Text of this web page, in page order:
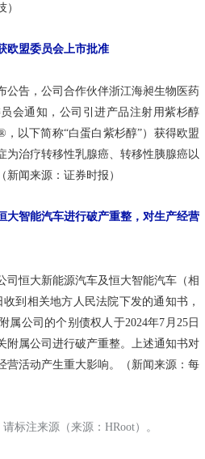
欧盟委员会上市批准
公告，公司合作伙伴浙江海昶生物医药
会通知，公司引进产品注射用紫杉醇
，以下简称“白蛋白紫杉醇”）获得欧盟
为治疗转移性乳腺癌、转移性胰腺癌以
闻来源：证券时报）
大智能汽车进行破产重整，对生产经营
司恒大新能源汽车及恒大智能汽车（相
到相关地方人民法院下发的通知书，
属公司的个别债权人于2024年7月25日
附属公司进行破产重整。上述通知书对
营活动产生重大影响。（新闻来源：每
标注来源（来源： HRoot）。